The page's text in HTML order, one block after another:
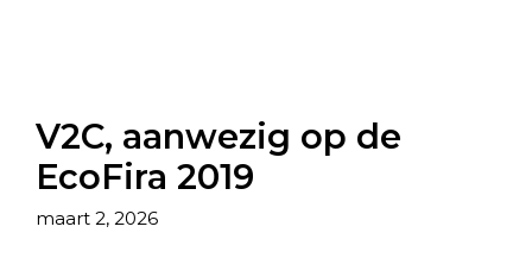
V2C, aanwezig op de
EcoFira 2019
maart 2, 2026